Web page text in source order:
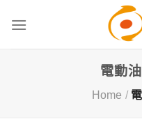
電動
Home /